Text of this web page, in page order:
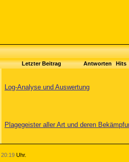
Letzter Beitrag Antworten Hits
Log-Analyse und Auswertung
Plagegeister aller Art und deren
20:19 Uhr.